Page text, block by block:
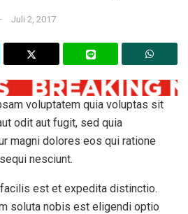
Juli 2, 2017
voluptatem quia voluptas sit
odit aut fugit, sed quia
magni dolores eos qui ratione
nesciunt.
facilis est et expedita distinctio.
soluta nobis est eligendi optio